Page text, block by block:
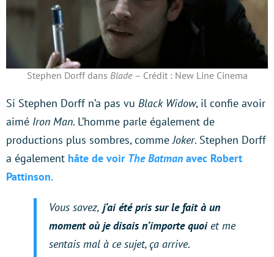
Stephen Dorff dans Blade – Crédit : New Line Cinema
Si Stephen Dorff n’a pas vu Black Widow, il confie avoir
aimé Iron Man. L’homme parle également de
productions plus sombres, comme Joker. Stephen Dorff
a également hâte de voir The Batman avec Robert
Pattinson.
Vous savez, j’ai été pris sur le fait à un
moment où je disais n’importe quoi et me
sentais mal à ce sujet, ça arrive.